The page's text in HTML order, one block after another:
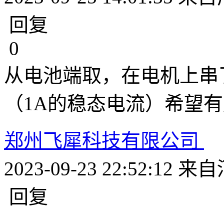
回复
0
从电池端取，在电机上
（1A的稳态电流）希望
郑州飞犀科技有限公司
2023-09-23 22:52:12 来自
回复